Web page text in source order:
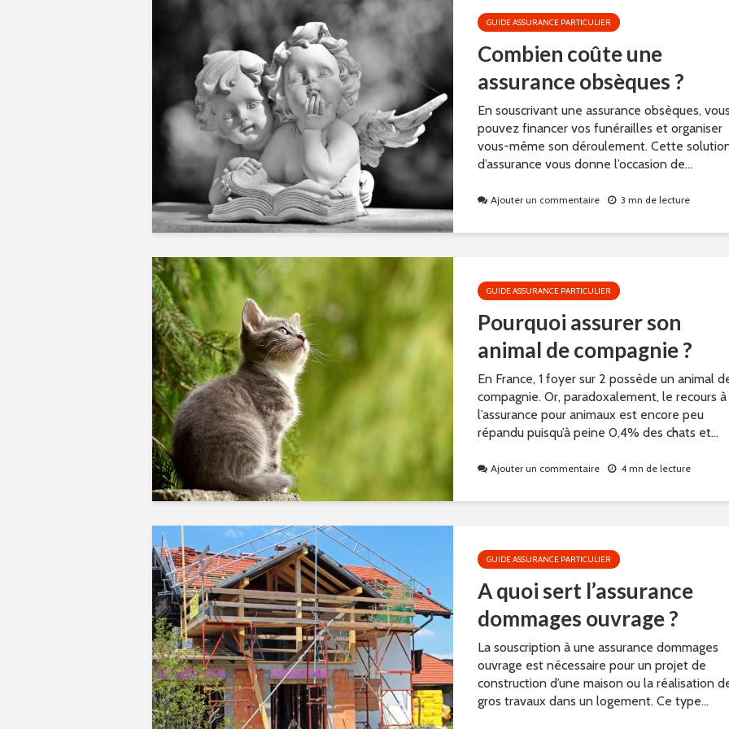
GUIDE ASSURANCE PARTICULIER
Combien coûte une
assurance obsèques ?
En souscrivant une assurance obsèques,
pouvez financer vos funérailles et organiser
vous-même son déroulement. Cette
d’assurance vous donne l’occasion de...
Ajouter un commentaire 3 mn de lecture
GUIDE ASSURANCE PARTICULIER
Pourquoi assurer son
animal de compagnie ?
En France, 1 foyer sur 2 possède un animal
compagnie. Or, paradoxalement, le recours à
l’assurance pour animaux est encore peu
répandu puisqu’à peine 0,4% des chats et...
Ajouter un commentaire 4 mn de lecture
GUIDE ASSURANCE PARTICULIER
A quoi sert l’assurance
dommages ouvrage ?
La souscription à une assurance dommages
ouvrage est nécessaire pour un projet de
construction d’une maison ou la réalisation
gros travaux dans un logement. Ce type...